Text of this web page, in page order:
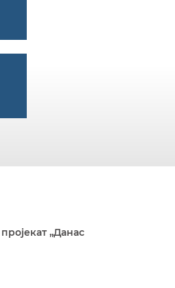
„Данас